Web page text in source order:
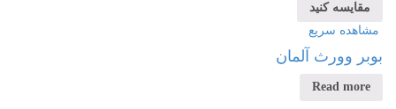
کنید
سریع
وورث آلمان
Read